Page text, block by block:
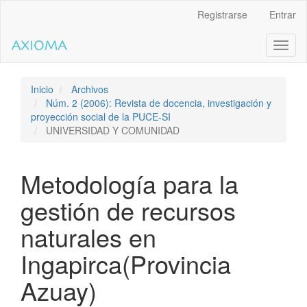
contenido
de
Navegación
principal
Contenido
Registrarse Entrar
Inicio
Archivos
Núm. 2 (2006): Revista de docencia, investigación y
proyección social de la PUCE-SI
UNIVERSIDAD Y COMUNIDAD
Metodología para la
gestión de recursos
naturales en
Ingapirca(Provincia
Azuay)